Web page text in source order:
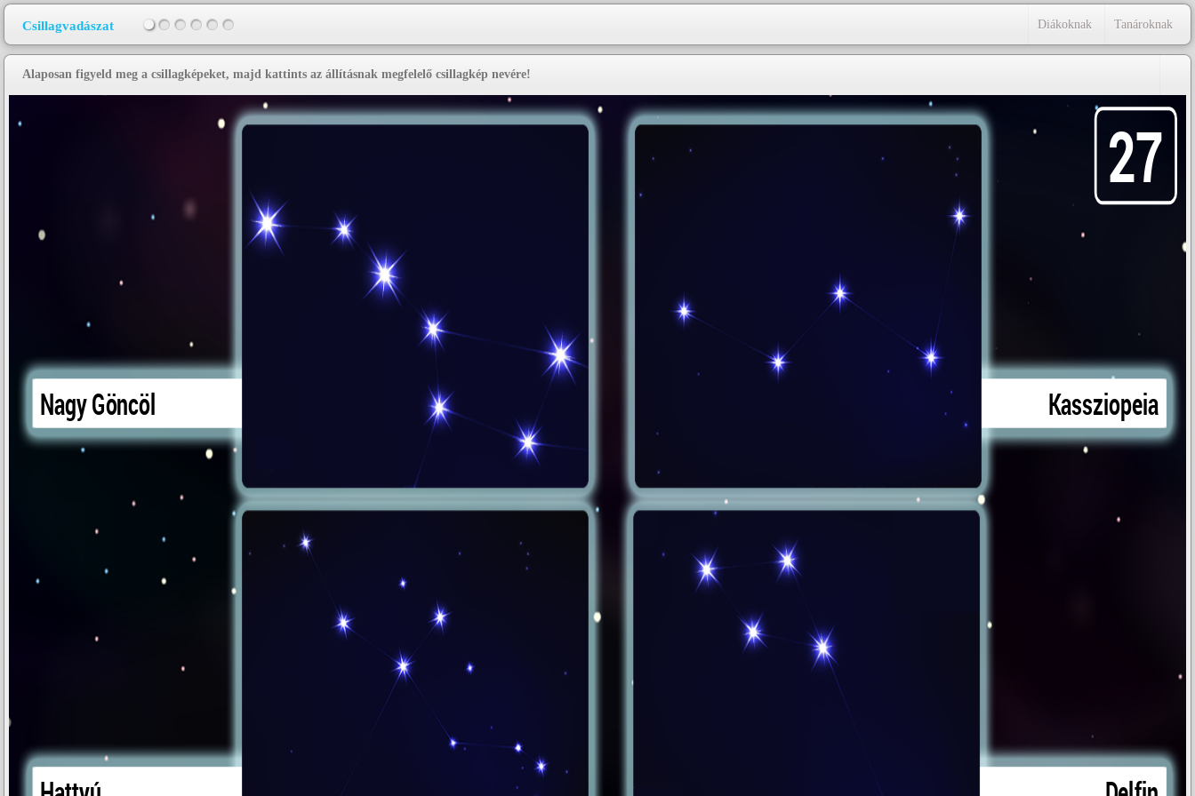
Csillagvadászat Diákoknak Tanároknak
Alaposan figyeld meg a csillagképeket, majd kattints az állításnak megfelelő csillagkép nevére!